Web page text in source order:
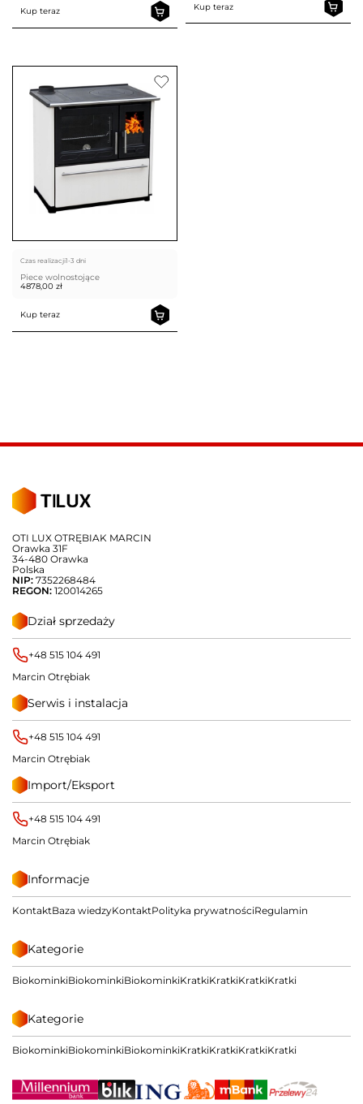
Kup teraz Kup teraz
Czas realizacji1-3 dni
Piece wolnostojące
4878,00 zł
Kup teraz
OTI LUX OTRĘBIAK MARCIN
Orawka 31F
34-480 Orawka
Polska
NIP: 7352268484
REGON: 120014265
Dział sprzedaży
+48 515 104 491
Marcin Otrębiak
Serwis i instalacja
+48 515 104 491
Marcin Otrębiak
Import/Eksport
+48 515 104 491
Marcin Otrębiak
Informacje
KontaktBaza wiedzyKontaktPolityka prywatnościRegulamin
Kategorie
BiokominkiBiokominkiBiokominkiKratkiKratkiKratkiKratki
Kategorie
BiokominkiBiokominkiBiokominkiKratkiKratkiKratkiKratki